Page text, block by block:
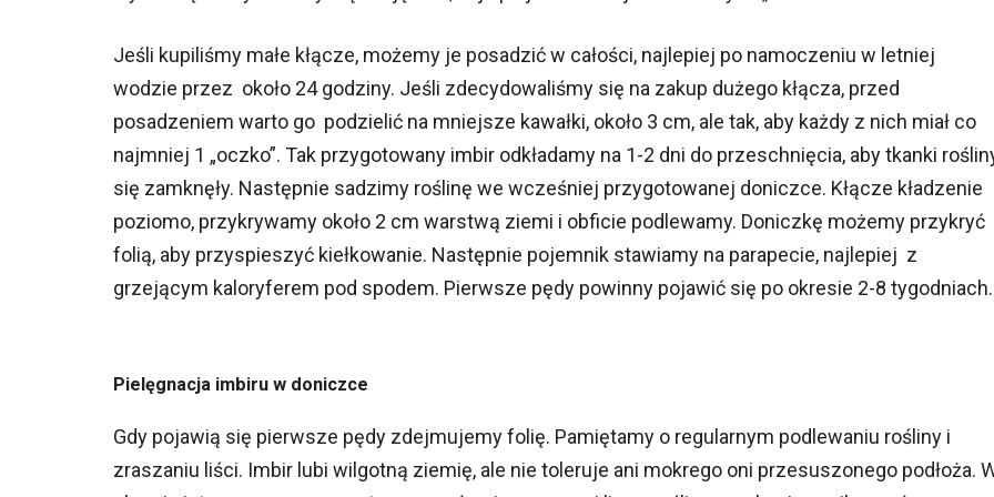
Jeśli kupiliśmy małe kłącze, możemy je posadzić w całości, najlepiej po namoczeniu w letniej
wodzie przez około 24 godziny. Jeśli zdecydowaliśmy się na zakup dużego kłącza, przed
posadzeniem warto go podzielić na mniejsze kawałki, około 3 cm, ale tak, aby każdy z nich miał co
najmniej 1 „oczko”. Tak przygotowany imbir odkładamy na 1-2 dni do przeschnięcia, aby tkanki
się zamknęły. Następnie sadzimy roślinę we wcześniej przygotowanej doniczce. Kłącze kładzenie
poziomo, przykrywamy około 2 cm warstwą ziemi i obficie podlewamy. Doniczkę możemy przykryć
folią, aby przyspieszyć kiełkowanie. Następnie pojemnik stawiamy na parapecie, najlepiej z
grzejącym kaloryferem pod spodem. Pierwsze pędy powinny pojawić się po okresie 2-8 tygodniach.
Pielęgnacja imbiru w doniczce
Gdy pojawią się pierwsze pędy zdejmujemy folię. Pamiętamy o regularnym podlewaniu rośliny i
zraszaniu liści. Imbir lubi wilgotną ziemię, ale nie toleruje ani mokrego oni przesuszonego podłoża.